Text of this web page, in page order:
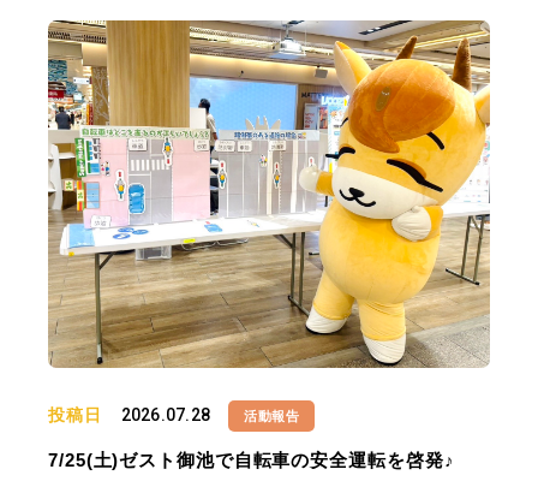
投稿日 2026.07.28 活動報告
7/25(土)ゼスト御池で自転車の安全運転を啓発♪